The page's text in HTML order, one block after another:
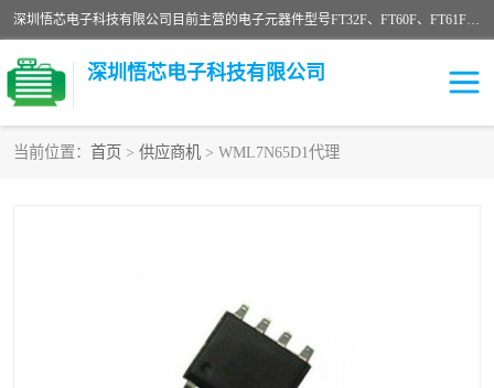
深圳悟芯电子科技有限公司目前主营的电子元器件型号FT32F、FT60F、FT61F、FT62F、FT64F、FT61FC、MCU EEPROM MOS LDO 稳压管 触摸IC DC-DC AC-DC 协议IC等，广泛应用于LED射灯、LED日光灯、等诸多领域。
深圳悟芯电子科技有限公司
当前位置： 首页 > 供应商机 > WML7N65D1代理
FT61F